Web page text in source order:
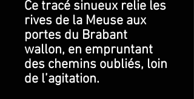
Ce tracé sinueux relie les
rives de la Meuse aux
portes du Brabant
wallon, en empruntant
des chemins oubliés, loin
de l’agitation.